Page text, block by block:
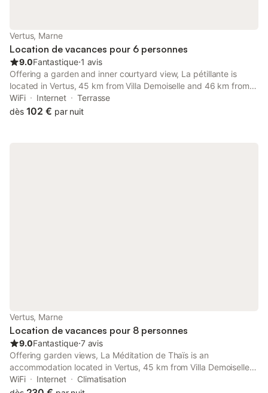
Vertus, Marne
Location de vacances pour 6 personnes
9.0Fantastique⋅1 avis
Offering a garden and inner courtyard view, La pétillante is
located in Vertus, 45 km from Villa Demoiselle and 46 km from
Reims Champagne Automobile Museum. The property features
garden and city views, and is 45 km from Léo Lagrange Park.
WiFi Internet
Terrasse
dès 102 € par nuit
Vertus, Marne
Location de vacances pour 8 personnes
9.0Fantastique⋅7 avis
Offering garden views, La Méditation de Thaïs is an
accommodation located in Vertus, 45 km from Villa Demoiselle
and 46 km from Reims Champagne Automobile Museum. This
property offers access to a terrace, free private parking and
WiFi Internet
Climatisation